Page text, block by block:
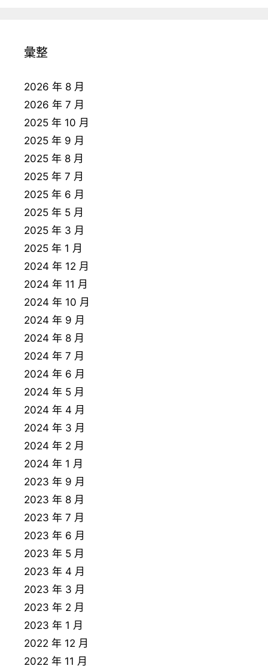
彙整
2026 年 8 月
2026 年 7 月
2025 年 10 月
2025 年 9 月
2025 年 8 月
2025 年 7 月
2025 年 6 月
2025 年 5 月
2025 年 3 月
2025 年 1 月
2024 年 12 月
2024 年 11 月
2024 年 10 月
2024 年 9 月
2024 年 8 月
2024 年 7 月
2024 年 6 月
2024 年 5 月
2024 年 4 月
2024 年 3 月
2024 年 2 月
2024 年 1 月
2023 年 9 月
2023 年 8 月
2023 年 7 月
2023 年 6 月
2023 年 5 月
2023 年 4 月
2023 年 3 月
2023 年 2 月
2023 年 1 月
2022 年 12 月
2022 年 11 月